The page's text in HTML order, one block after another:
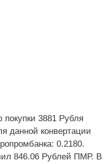
3881 Рубля
данной конвертации
0.2180.
846.06 Рублей ПМР. В